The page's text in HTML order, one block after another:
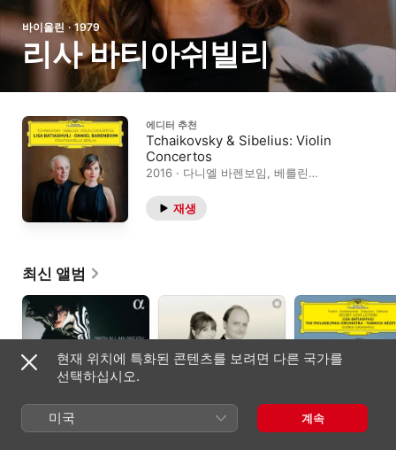
바이올린 · 1979
리사 바티아쉬빌리
에디터 추천
Tchaikovsky & Sibelius: Violin
Concertos
2016 · 다니엘 바렌보임, 베를린
재생
최신 앨범
Giorgi Gigashvili Plays
Future Horizons:
Secret Love Letters
현재 위치에 특화된 콘텐츠를 보려면 다른 국가를
선택하십시오.
미국 계속